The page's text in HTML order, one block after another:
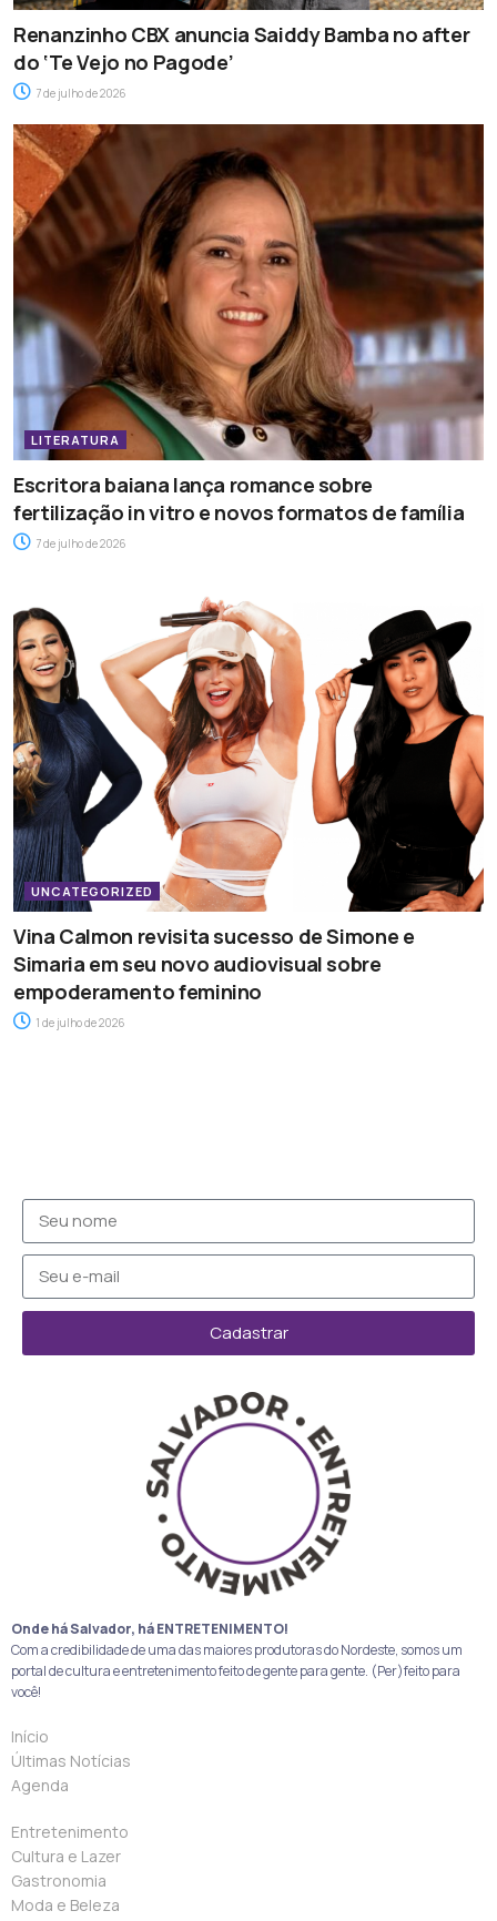
Renanzinho CBX anuncia Saiddy Bamba no after
do ‘Te Vejo no Pagode’
7 de julho de 2026
LITERATURA
Escritora baiana lança romance sobre
fertilização in vitro e novos formatos de família
7 de julho de 2026
UNCATEGORIZED
Vina Calmon revisita sucesso de Simone e
Simaria em seu novo audiovisual sobre
empoderamento feminino
1 de julho de 2026
Cadastrar
Onde há Salvador, há ENTRETENIMENTO!
Com a credibilidade de uma das maiores produtoras do Nordeste, somos um
portal de cultura e entretenimento feito de gente para gente. (Per)feito para
você!
Início
Últimas Notícias
Agenda
Entretenimento
Cultura e Lazer
Gastronomia
Moda e Beleza